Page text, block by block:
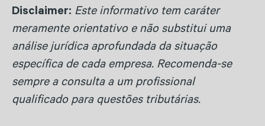
Disclaimer: Este informativo tem caráter
meramente orientativo e não substitui uma
análise jurídica aprofundada da situação
específica de cada empresa. Recomenda-se
sempre a consulta a um profissional
qualificado para questões tributárias.